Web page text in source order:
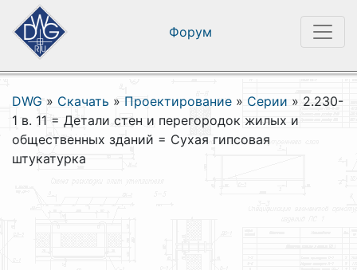
Форум
DWG » Скачать » Проектирование » Серии » 2.230-
1 в. 11 = Детали стен и перегородок жилых и
общественных зданий = Сухая гипсовая
штукатурка